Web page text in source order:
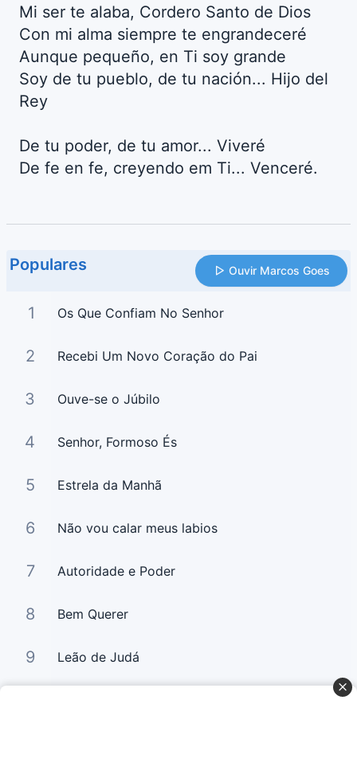
Mi ser te alaba, Cordero Santo de Dios
Con mi alma siempre te engrandeceré
Aunque pequeño, en Ti soy grande
Soy de tu pueblo, de tu nación... Hijo del
Rey
De tu poder, de tu amor... Viveré
De fe en fe, creyendo em Ti... Venceré.
Populares Ouvir Marcos Goes
1 Os Que Confiam No Senhor
2 Recebi Um Novo Coração do Pai
3 Ouve-se o Júbilo
4 Senhor, Formoso És
5 Estrela da Manhã
6 Não vou calar meus labios
7 Autoridade e Poder
8 Bem Querer
9 Leão de Judá